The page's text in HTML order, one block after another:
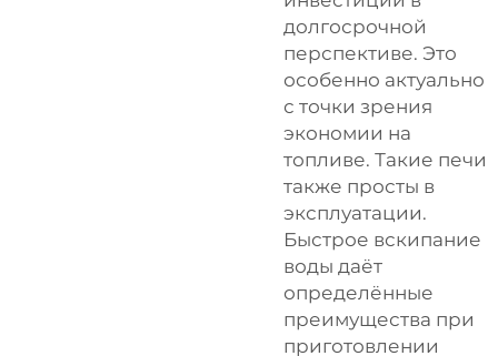
долгосрочной
перспективе. Это
особенно актуально
с точки зрения
экономии на
топливе. Такие печи
также просты в
эксплуатации.
Быстрое вскипание
воды даёт
определённые
преимущества при
приготовлении